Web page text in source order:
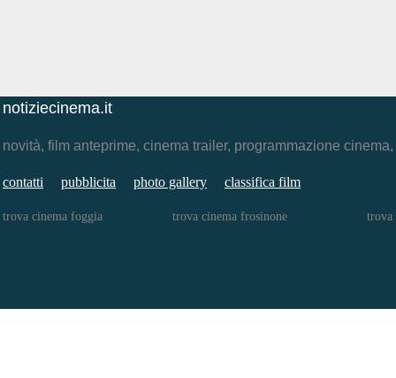
notiziecinema.it
novità, film anteprime, cinema trailer, programmazione
contatti pubblicita photo gallery classifica film
trova cinema foggia trova cinema frosinone trova